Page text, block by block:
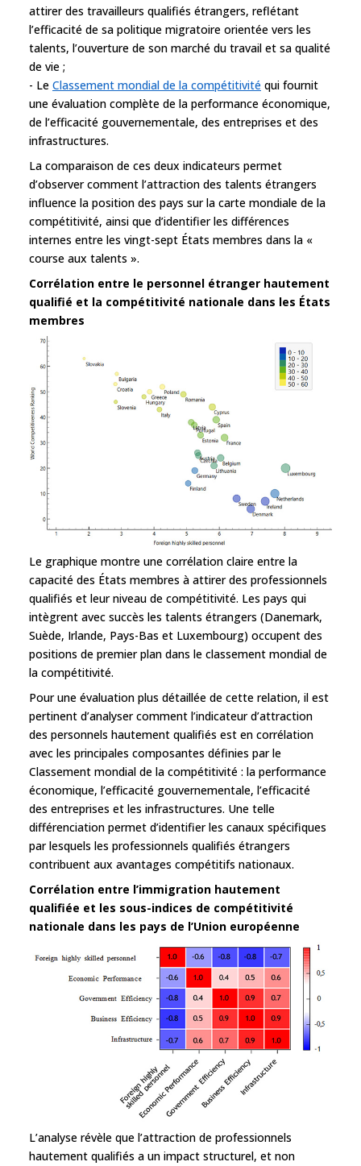
attirer des travailleurs qualifiés étrangers, reflétant
l’efficacité de sa politique migratoire orientée vers les
talents, l’ouverture de son marché du travail et sa qualité
de vie ;
- Le Classement mondial de la compétitivité qui fournit
une évaluation complète de la performance économique,
de l’efficacité gouvernementale, des entreprises et des
infrastructures.
La comparaison de ces deux indicateurs permet
d’observer comment l’attraction des talents étrangers
influence la position des pays sur la carte mondiale de la
compétitivité, ainsi que d’identifier les différences
internes entre les vingt-sept États membres dans la «
course aux talents ».
Corrélation entre le personnel étranger hautement
qualifié et la compétitivité nationale dans les États
membres
Le graphique montre une corrélation claire entre la
capacité des États membres à attirer des professionnels
qualifiés et leur niveau de compétitivité. Les pays qui
intègrent avec succès les talents étrangers (Danemark,
Suède, Irlande, Pays-Bas et Luxembourg) occupent des
positions de premier plan dans le classement mondial de
la compétitivité.
Pour une évaluation plus détaillée de cette relation, il est
pertinent d’analyser comment l’indicateur d’attraction
des personnels hautement qualifiés est en corrélation
avec les principales composantes définies par le
Classement mondial de la compétitivité : la performance
économique, l’efficacité gouvernementale, l’efficacité
des entreprises et les infrastructures. Une telle
différenciation permet d’identifier les canaux spécifiques
par lesquels les professionnels qualifiés étrangers
contribuent aux avantages compétitifs nationaux.
Corrélation entre l’immigration hautement
qualifiée et les sous-indices de compétitivité
nationale dans les pays de l’Union européenne
L’analyse révèle que l’attraction de professionnels
hautement qualifiés a un impact structurel, et non